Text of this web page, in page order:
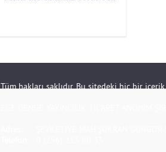
Tüm hakları saklıdır. Bu sitedeki hiç bir